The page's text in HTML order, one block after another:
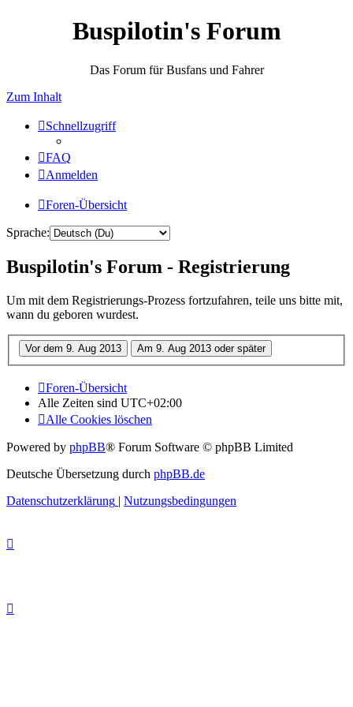
Buspilotin's Forum
Das Forum für Busfans und Fahrer
Zum Inhalt
Schnellzugriff
FAQ
Anmelden
Foren-Übersicht
Sprache:
Buspilotin's Forum - Registrierung
Um mit dem Registrierungs-Prozess fortzufahren, teile uns bitte mit,
wann du geboren wurdest.
Foren-Übersicht
Alle Zeiten sind UTC+02:00
Alle Cookies löschen
Powered by phpBB® Forum Software © phpBB Limited
Deutsche Übersetzung durch phpBB.de
Datenschutzerklärung | Nutzungsbedingungen